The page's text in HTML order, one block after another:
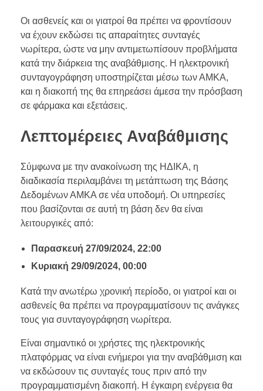
Οι ασθενείς και οι γιατροί θα πρέπει να φροντίσουν
να έχουν εκδώσει τις απαραίτητες συνταγές
νωρίτερα, ώστε να μην αντιμετωπίσουν προβλήματα
κατά την διάρκεια της αναβάθμισης. Η ηλεκτρονική
συνταγογράφηση υποστηρίζεται μέσω των ΑΜΚΑ,
και η διακοπή της θα επηρεάσει άμεσα την πρόσβαση
σε φάρμακα και εξετάσεις.
Λεπτομέρειες Αναβάθμισης
Σύμφωνα με την ανακοίνωση της ΗΔΙΚΑ, η
διαδικασία περιλαμβάνει τη μετάπτωση της Βάσης
Δεδομένων ΑΜΚΑ σε νέα υποδομή. Οι υπηρεσίες
που βασίζονται σε αυτή τη βάση δεν θα είναι
λειτουργικές από:
Παρασκευή 27/09/2024, 22:00
Κυριακή 29/09/2024, 00:00
Κατά την ανωτέρω χρονική περίοδο, οι γιατροί και οι
ασθενείς θα πρέπει να προγραμματίσουν τις ανάγκες
τους για συνταγογράφηση νωρίτερα.
Είναι σημαντικό οι χρήστες της ηλεκτρονικής
πλατφόρμας να είναι ενήμεροι για την αναβάθμιση και
να εκδώσουν τις συνταγές τους πριν από την
προγραμματισμένη διακοπή. Η έγκαιρη ενέργεια θα